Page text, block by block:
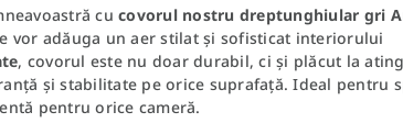
cu covorul nostru dreptunghiular gri
vor adăuga un aer stilat și sofisticat interiorului
, covorul este nu doar durabil, ci și plăcut la
și stabilitate pe orice suprafață. Ideal pentru
pentru orice cameră.